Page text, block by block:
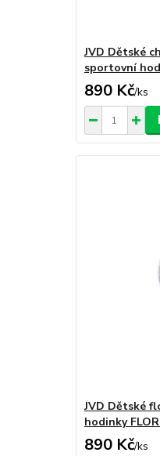
JVD Dětské
sportovní
890 Kč/ks
JVD Dětské
hodinky
890 Kč/ks